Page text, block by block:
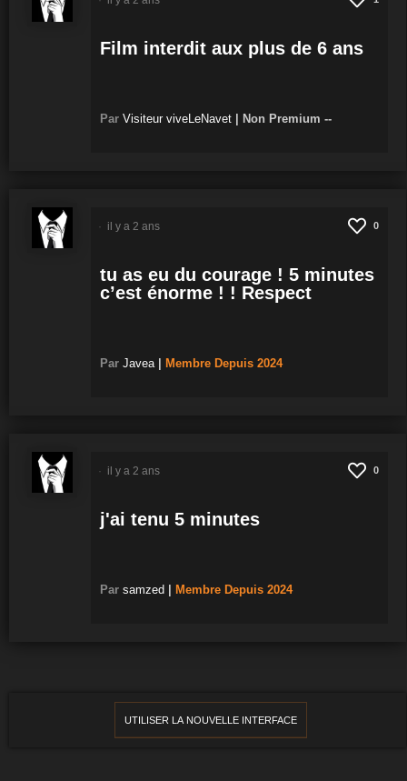
Film interdit aux plus de 6 ans
Par Visiteur viveLeNavet Non Premium --
0
tu as eu du courage ! 5 minutes
c’est énorme ! ! Respect
Par Javea Membre Depuis 2024
il y a 2 ans
0
j'ai tenu 5 minutes
Par samzed Membre Depuis 2024
il y a 2 ans
UTILISER LA NOUVELLE INTERFACE